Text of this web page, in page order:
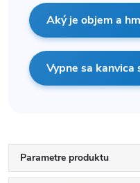
Aký je objem a
Vypne sa kanvica
Parametre produktu